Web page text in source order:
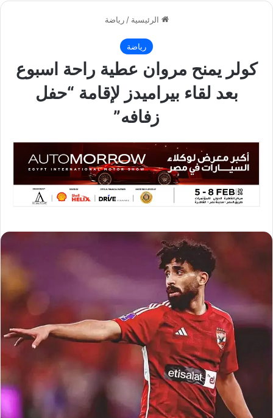
الرئيسية / رياضة
رياضة
كولر يمنح مروان عطية راحة اسبوع
بعد لقاء بيراميدز لإقامة “حفل
زفافه”